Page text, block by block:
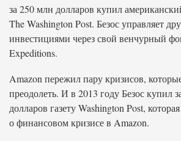
за 250 млн долларов купил
The Washington Post. Безос управляет
инвестициями через свой венчурный
Expeditions.
Amazon пережил пару кризисов,
преодолеть. И в 2013 году Безос купил
долларов газету Washington Post,
о финансовом кризисе в Amazon.